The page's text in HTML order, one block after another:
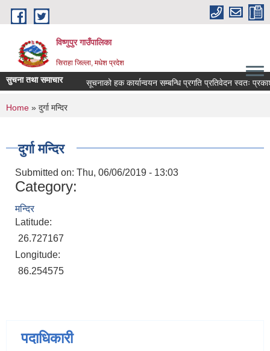
Skip to main content
विष्णुपुर गाउँपालिका
सिराहा जिल्ला, मधेश प्रदेश
सुचना तथा समाचार सूचनाको हक कार्यान्वयन सम्बन्धि प्रगति प्रतिवेदन स्वतः
You are here
Home » दुर्गा मन्दिर
दुर्गा मन्दिर
Submitted on: Thu, 06/06/2019 - 13:03
Category:
मन्दिर
Latitude:
26.727167
Longitude:
86.254575
पदाधिकारी